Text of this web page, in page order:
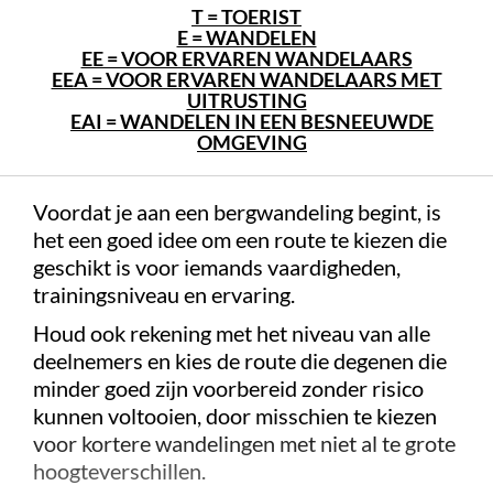
T = TOERIST
E = WANDELEN
EE = VOOR ERVAREN WANDELAARS
EEA = VOOR ERVAREN WANDELAARS MET
UITRUSTING
EAI = WANDELEN IN EEN BESNEEUWDE
OMGEVING
Voordat je aan een bergwandeling begint, is
het een goed idee om een route te kiezen die
geschikt is voor iemands vaardigheden,
trainingsniveau en ervaring.
Houd ook rekening met het niveau van alle
deelnemers en kies de route die degenen die
minder goed zijn voorbereid zonder risico
kunnen voltooien, door misschien te kiezen
voor kortere wandelingen met niet al te grote
hoogteverschillen.